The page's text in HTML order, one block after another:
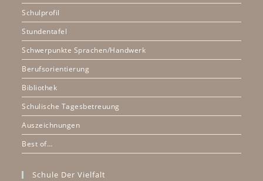
Schulprofil
Stundentafel
Schwerpunkte Sprachen/Handwerk
Berufsorientierung
Bibliothek
Schulische Tagesbetreuung
Auszeichnungen
Best of…
Schule Der Vielfalt